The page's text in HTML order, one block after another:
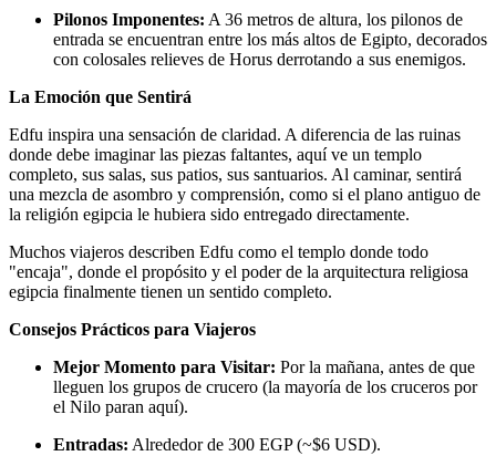
Pilonos Imponentes: A 36 metros de altura, los pilonos de
entrada se encuentran entre los más altos de Egipto, decorados
con colosales relieves de Horus derrotando a sus enemigos.
La Emoción que Sentirá
Edfu inspira una sensación de claridad. A diferencia de las ruinas
donde debe imaginar las piezas faltantes, aquí ve un templo
completo, sus salas, sus patios, sus santuarios. Al caminar, sentirá
una mezcla de asombro y comprensión, como si el plano antiguo de
la religión egipcia le hubiera sido entregado directamente.
Muchos viajeros describen Edfu como el templo donde todo
"encaja", donde el propósito y el poder de la arquitectura religiosa
egipcia finalmente tienen un sentido completo.
Consejos Prácticos para Viajeros
Mejor Momento para Visitar: Por la mañana, antes de que
lleguen los grupos de crucero (la mayoría de los cruceros por
el Nilo paran aquí).
Entradas: Alrededor de 300 EGP (~$6 USD).